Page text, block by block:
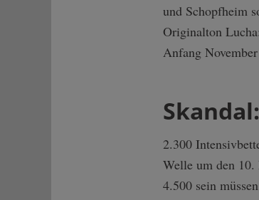
und Schopfheim
Originalton
Anfang
2.300
Welle um den
4.500 sein